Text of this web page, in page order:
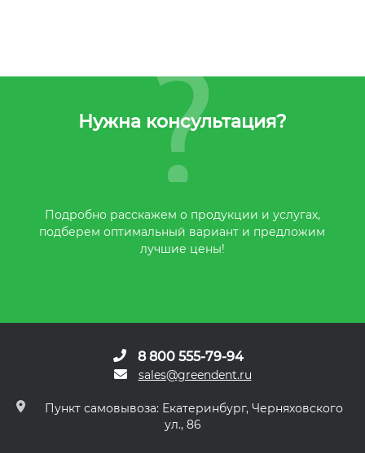
Нужна консультация?
Подробно расскажем о продукции и услугах,
подберем оптимальный вариант и предложим
лучшие цены!
8 800 555-79-94
sales@greendent.ru
Пункт самовывоза: Екатеринбург, Черняховского
ул., 86